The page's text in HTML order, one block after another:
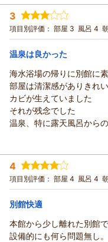
投稿者： トシさん(男性/60代)
宿泊プラン： 夕食グレード
ラス！＜あやめ会席＞
和室
宿泊価格帯： 25,001～
3
項目別評価： 部屋 3 風呂 4
温泉は良かった
海水浴場の帰りに別館に
部屋は清潔感がありきれ
カビが生えていました
それが残念でした
温泉、特に露天風呂から
宿泊時期： 2026年07月宿泊 (
投稿者： ももさん(女性/50代)
宿泊プラン： 【別館】ビジネ
面なし・屋外の急な坂道移動
宿泊価格帯：
4
項目別評価： 部屋 4 風呂 4
別館快適
本館から少し離れた別館
設備的にも何ら問題無し